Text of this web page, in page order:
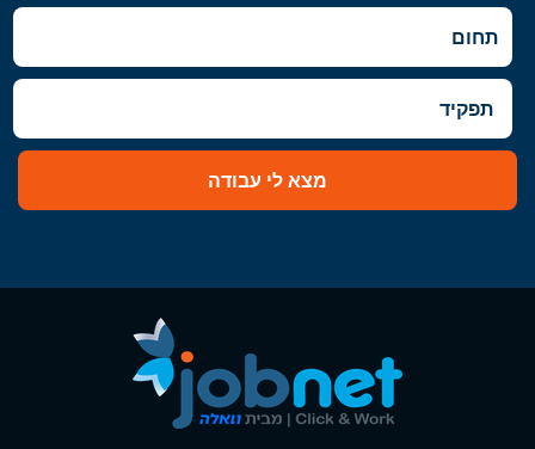
מצא לי עבודה